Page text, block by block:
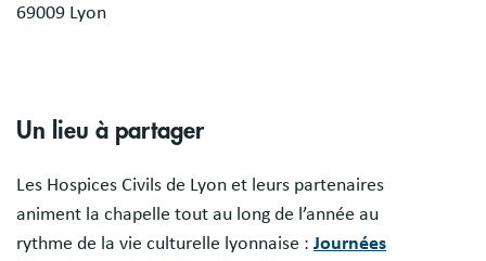
69009 Lyon
Un lieu à partager
Les Hospices Civils de Lyon et leurs partenaires
animent la chapelle tout au long de l’année au
rythme de la vie culturelle lyonnaise : Journées